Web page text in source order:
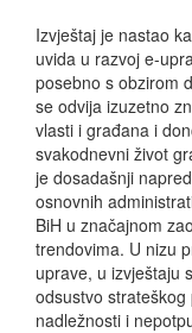
Izvještaj je nastao
uvida u razvoj e-
posebno s obzirom
se odvija izuzetno
vlasti i građana i
svakodnevni život
je dosadašnji
osnovnih
BiH u značajnom
trendovima. U nizu
uprave, u izvještaju
odsustvo
nadležnosti i